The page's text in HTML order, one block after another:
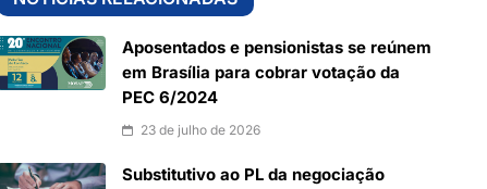
Aposentados e pensionistas se reúnem
em Brasília para cobrar votação da
PEC 6/2024
23 de julho de 2026
Substitutivo ao PL da negociação